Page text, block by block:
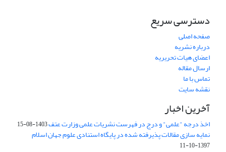
دسترسی سریع
صفحه اصلی
درباره نشریه
اعضای هیات تحریریه
ارسال مقاله
تماس با ما
نقشه سایت
آخرین اخبار
اخذ درجه "علمی" و درج در فهرست نشریات علمی وزارت عتف1403-08-15
نمایه سازی مقالات پذیرفته شده در پایگاه استنادی علوم جهان اسلام
1397-10-11